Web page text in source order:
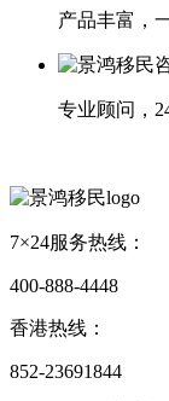
产品丰富，
专业顾问，
7×24服务热线：
400-888-4448
香港热线：
852-23691844